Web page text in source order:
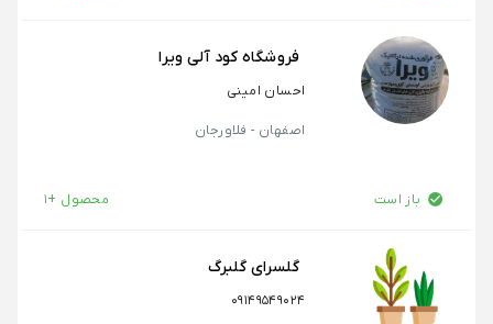
فروشگاه کود آلی ویرا
احسان امینی
اصفهان - فلاورجان
باز است محصول +1
گلسرای گلبرگ
09149549024